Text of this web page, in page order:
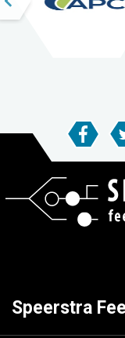
Speerstra